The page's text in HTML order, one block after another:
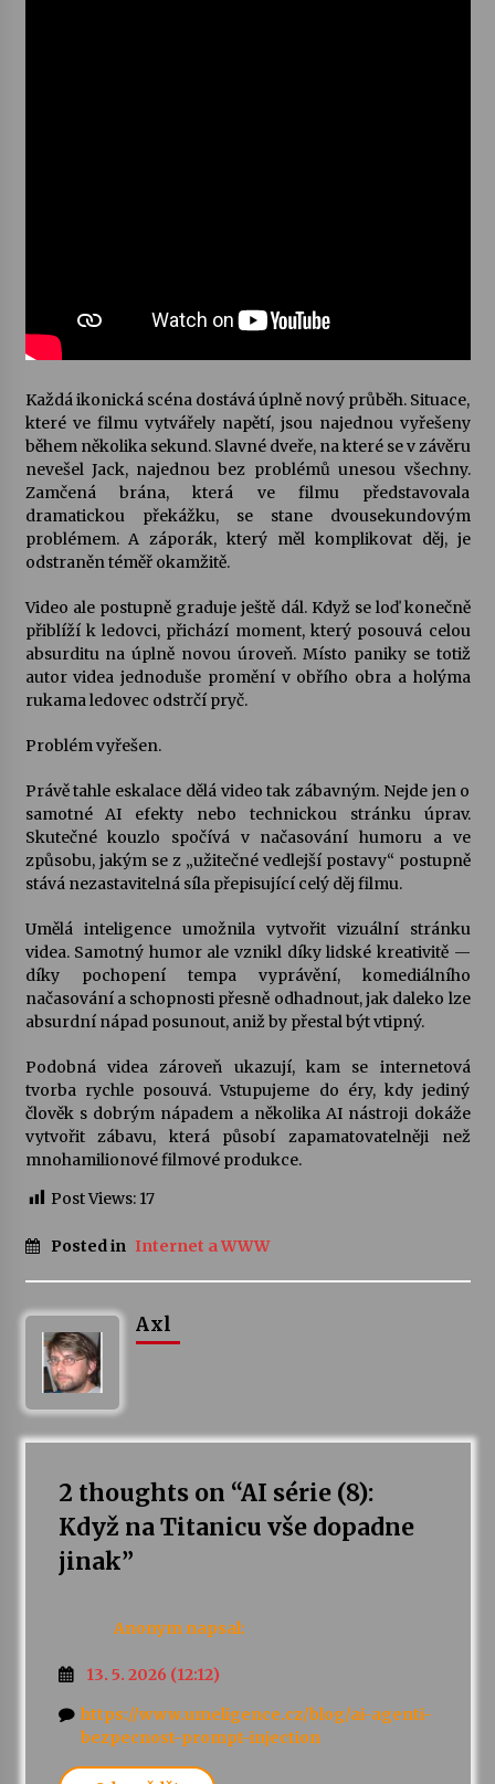
3. 7. 2026
Petr Adamec – Malovaný svět
30. 6. 2026
Každá ikonická scéna dostává úplně nový průběh. Situace,
které ve filmu vytvářely napětí, jsou najednou vyřešeny
během několika sekund. Slavné dveře, na které se v závěru
nevešel Jack, najednou bez problémů unesou všechny.
Zamčená brána, která ve filmu představovala
dramatickou překážku, se stane dvousekundovým
problémem. A záporák, který měl komplikovat děj, je
odstraněn téměř okamžitě.
Video ale postupně graduje ještě dál. Když se loď konečně
přiblíží k ledovci, přichází moment, který posouvá celou
absurditu na úplně novou úroveň. Místo paniky se totiž
autor videa jednoduše promění v obřího obra a holýma
rukama ledovec odstrčí pryč.
Problém vyřešen.
Právě tahle eskalace dělá video tak zábavným. Nejde jen o
samotné AI efekty nebo technickou stránku úprav.
Skutečné kouzlo spočívá v načasování humoru a ve
způsobu, jakým se z „užitečné vedlejší postavy“ postupně
stává nezastavitelná síla přepisující celý děj filmu.
Umělá inteligence umožnila vytvořit vizuální stránku
videa. Samotný humor ale vznikl díky lidské kreativitě —
díky pochopení tempa vyprávění, komediálního
načasování a schopnosti přesně odhadnout, jak daleko lze
absurdní nápad posunout, aniž by přestal být vtipný.
Podobná videa zároveň ukazují, kam se internetová
tvorba rychle posouvá. Vstupujeme do éry, kdy jediný
člověk s dobrým nápadem a několika AI nástroji dokáže
vytvořit zábavu, která působí zapamatovatelněji než
mnohamilionové filmové produkce.
Post Views: 17
Posted in Internet a WWW
Axl
2 thoughts on “AI série (8):
Když na Titanicu vše dopadne
jinak”
Anonym napsal:
13. 5. 2026 (12:12)
https://www.umeligence.cz/blog/ai-agenti-
bezpecnost-prompt-injection